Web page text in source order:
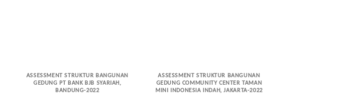
ASSESSMENT STRUKTUR BANGUNAN
GEDUNG PT BANK BJB SYARIAH,
BANDUNG-2022
ASSESSMENT STRUKTUR BANGUNAN
GEDUNG COMMUNITY CENTER TAMAN
MINI INDONESIA INDAH, JAKARTA-2022